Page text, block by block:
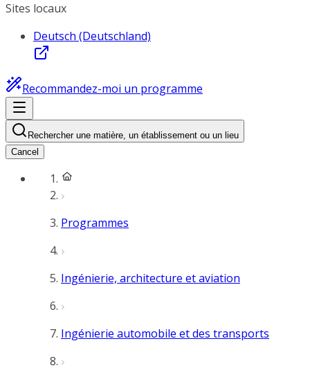
Sites locaux
Deutsch (Deutschland)
Recommandez-moi un programme
Rechercher une matière, un établissement ou un lieu
Cancel
Programmes
Ingénierie, architecture et aviation
Ingénierie automobile et des transports